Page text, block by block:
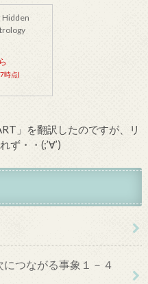
Hidden
時点)
」を翻訳したのですが、リ
ず・・(;’∀’)
つながる事象１－４